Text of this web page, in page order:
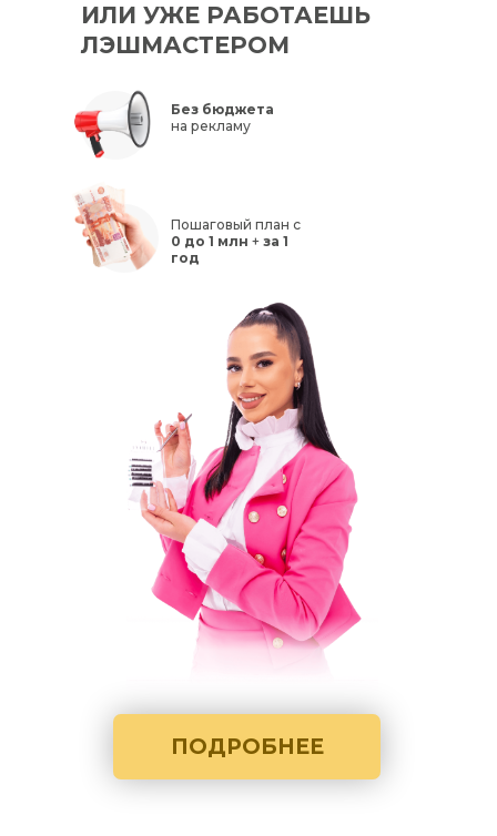
ИЛИ УЖЕ РАБОТАЕШЬ
ЛЭШМАСТЕРОМ
Без бюджета
на рекламу
Пошаговый план с
0 до 1 млн + за 1
год
ПОДРОБНЕЕ